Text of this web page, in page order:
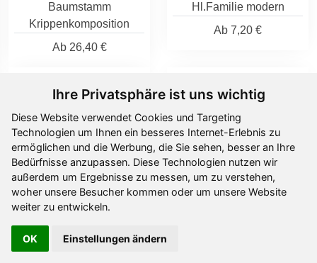
Ihre Privatsphäre ist uns wichtig
Diese Website verwendet Cookies und Targeting
Technologien um Ihnen ein besseres Internet-Erlebnis zu
ermöglichen und die Werbung, die Sie sehen, besser an Ihre
Bedürfnisse anzupassen. Diese Technologien nutzen wir
außerdem um Ergebnisse zu messen, um zu verstehen,
woher unsere Besucher kommen oder um unsere Website
weiter zu entwickeln.
OK Einstellungen ändern
Baumstamm
Krippenkomposition
Ab26,40 €
Hl.Familie modern
Ab 7,20 €
Hl.Familie modern